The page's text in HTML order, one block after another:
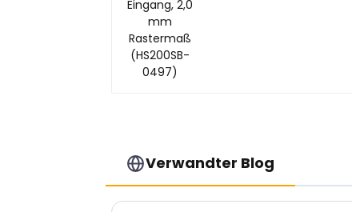
Verwandter Blog